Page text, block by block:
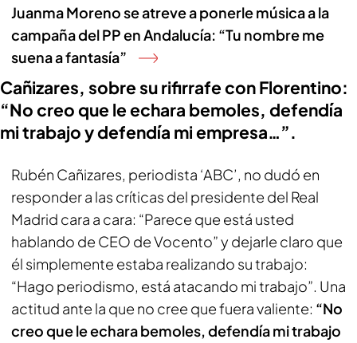
Juanma Moreno se atreve a ponerle música a la
campaña del PP en Andalucía: “Tu nombre me
suena a fantasía”
Cañizares, sobre su rifirrafe con Florentino:
“No creo que le echara bemoles, defendía
mi trabajo y defendía mi empresa…”.
Rubén Cañizares, periodista ‘ABC’, no dudó en
responder a las críticas del presidente del Real
Madrid cara a cara: “Parece que está usted
hablando de CEO de Vocento” y dejarle claro que
él simplemente estaba realizando su trabajo:
“Hago periodismo, está atacando mi trabajo”. Una
actitud ante la que no cree que fuera valiente: “No
creo que le echara bemoles, defendía mi trabajo